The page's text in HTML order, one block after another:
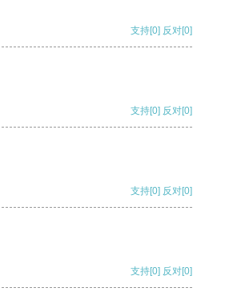
支持[0] 反对[0]
支持[0] 反对[0]
支持[0] 反对[0]
支持[0] 反对[0]